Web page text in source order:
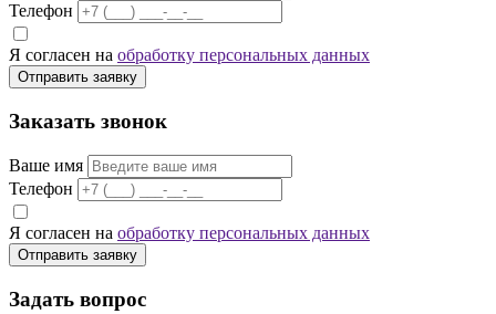
Телефон
Я согласен на обработку персональных данных
Отправить заявку
Заказать звонок
Ваше имя
Телефон
Я согласен на обработку персональных данных
Отправить заявку
Задать вопрос